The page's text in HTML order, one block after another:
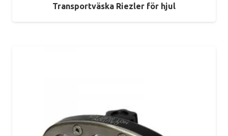
Transportväska Riezler för hjul